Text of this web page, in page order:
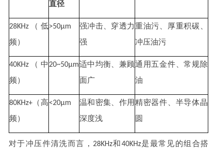
直径
28KHz（低
频）
>50μm 强冲击、穿透力
强
重油污、厚重积碳、
冲压油污
40KHz（中
频）
20~50μm适中均衡、兼顾
面广
通用五金件、常规除
油
80KHz+（高
频）
<20μm 温和密集、作用
深度浅
精密器件、半导体晶
圆
对于冲压件清洗而言，28KHz和40KHz是最常见的组合搭